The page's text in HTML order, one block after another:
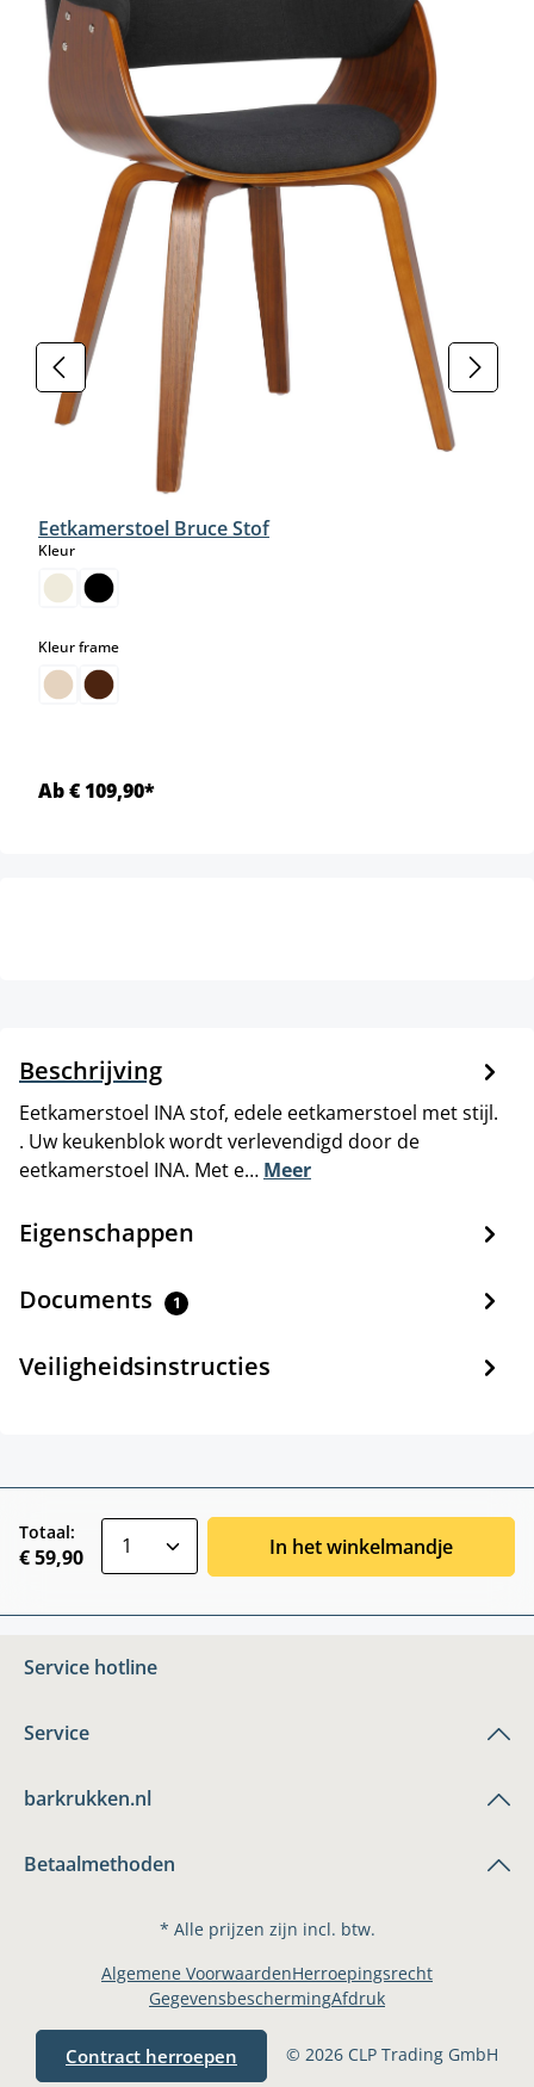
Eetkamerstoel Bruce Stof
Kleurselect
Kleur frameselect
Ab € 109,90*
Beschrijving
Eetkamerstoel INA stof, edele eetkamerstoel met stijl.
. Uw keukenblok wordt verlevendigd door de
eetkamerstoel INA. Met e… Meer
Eigenschappen
Documents 1
Veiligheidsinstructies
Totaal:
€ 59,90 In het winkelmandje
Service hotline
Service
barkrukken.nl
Betaalmethoden
* Alle prijzen zijn incl. btw.
Contract herroepen © 2026 CLP Trading GmbH
Algemene VoorwaardenHerroepingsrecht
GegevensbeschermingAfdruk